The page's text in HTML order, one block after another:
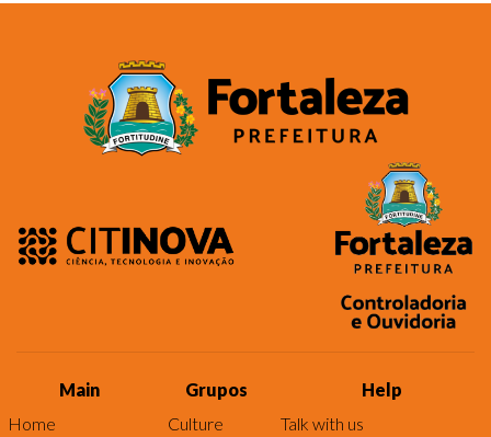
Main
Home
Grupos
Culture
Help
Talk with us